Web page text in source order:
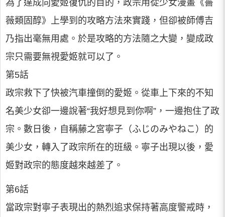
為了達成向愛姬復仇的目的，政宗用從少女漫畫《薔
薇類固醇》上學到的攻略方法來實踐，但卻被師傅吉
乃指出毫無用處。於是攻略的方法隨之大變，變成政
宗只需要無視愛姬就可以了。
第5話
政宗救下了快被汽車撞倒的愛姬。從車上下來的不知
名美少女卻一邊說著“我好想見到你啊”，一邊抱住了政
宗。數日後，自稱藤之宮寧子（ふじのみやねこ）的
美少女，轉入了政宗所在的班級。寧子出現以後，愛
姬對政宗的態度越來越差了。
第6話
當政宗對寧子表現出的熱烈追求保持著高度警戒時，